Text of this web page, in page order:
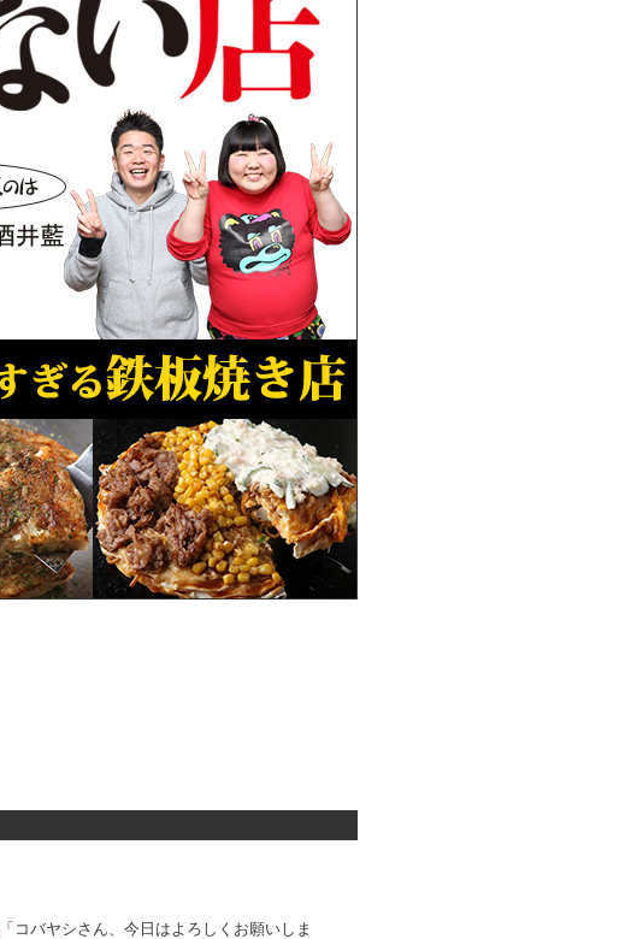
「コバヤシさん、今日はよろしくお願いしま